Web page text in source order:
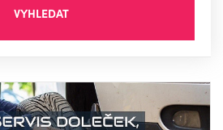
VYHLEDAT